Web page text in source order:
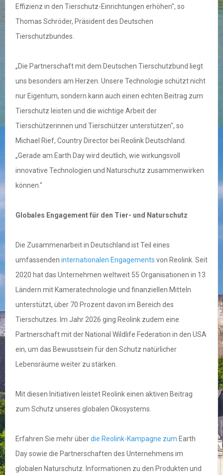
Effizienz in den Tierschutz-Einrichtungen erhöhen", so
Thomas Schröder, Präsident des Deutschen
Tierschutzbundes.
„Die Partnerschaft mit dem Deutschen Tierschutzbund liegt
uns besonders am Herzen. Unsere Technologie schützt nicht
nur Eigentum, sondern kann auch einen echten Beitrag zum
Tierschutz leisten und die wichtige Arbeit der
Tierschützerinnen und Tierschützer unterstützen", so
Michael Rief, Country Director bei Reolink Deutschland.
„Gerade am Earth Day wird deutlich, wie wirkungsvoll
innovative Technologien und Naturschutz zusammenwirken
können."
Globales Engagement für den Tier- und Naturschutz
Die Zusammenarbeit in Deutschland ist Teil eines
umfassenden internationalen Engagements von Reolink. Seit
2020 hat das Unternehmen weltweit 55 Organisationen in 13
Ländern mit Kameratechnologie und finanziellen Mitteln
unterstützt, über 70 Prozent davon im Bereich des
Tierschutzes. Im Jahr 2026 ging Reolink zudem eine
Partnerschaft mit der National Wildlife Federation in den USA
ein, um das Bewusstsein für den Schutz natürlicher
Lebensräume weiter zu stärken.
Mit diesen Initiativen leistet Reolink einen aktiven Beitrag
zum Schutz unseres globalen Ökosystems.
Erfahren Sie mehr überdie Reolink-Kampagne zum Earth
Day sowie die Partnerschaften des Unternehmens im
globalen Naturschutz. Informationen zu den Produkten und